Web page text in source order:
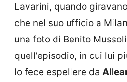
Lavarini, quando
che nel suo ufficio a
una foto di Benito
quell’episodio, in cui lui
lo fece espellere da